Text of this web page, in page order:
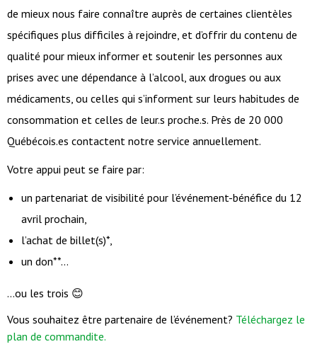
de mieux nous faire connaître auprès de certaines clientèles
spécifiques plus difficiles à rejoindre, et d’offrir du contenu de
qualité pour mieux informer et soutenir les personnes aux
prises avec une dépendance à l’alcool, aux drogues ou aux
médicaments, ou celles qui s’informent sur leurs habitudes de
consommation et celles de leur.s proche.s. Près de 20 000
Québécois.es contactent notre service annuellement.
Votre appui peut se faire par:
un partenariat de visibilité pour l’événement-bénéfice du 12
avril prochain,
l’achat de billet(s)*,
un don**…
…ou les trois 😊
Vous souhaitez être partenaire de l’événement? Téléchargez le
plan de commandite.